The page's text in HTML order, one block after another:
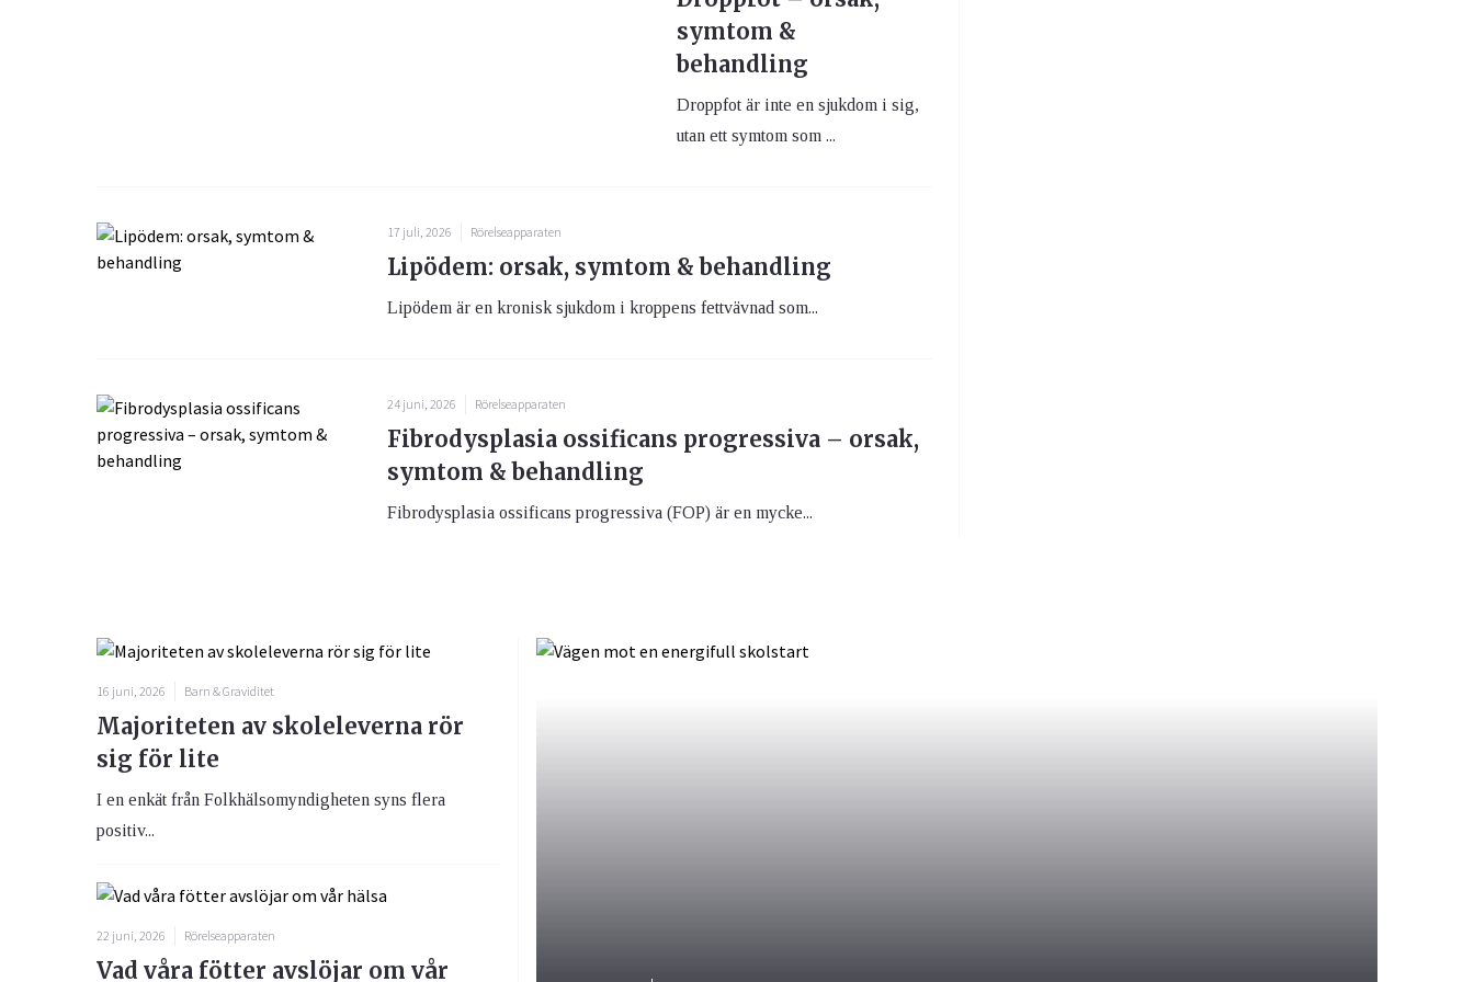
symtom &
behandling
Droppfot är inte en sjukdom i sig,
utan ett symtom som ...
17 juli, 2026 Rörelseapparaten
Lipödem: orsak, symtom & behandling
Lipödem är en kronisk sjukdom i kroppens fettvävnad som...
24 juni, 2026 Rörelseapparaten
Fibrodysplasia ossificans progressiva – orsak,
symtom & behandling
Fibrodysplasia ossificans progressiva (FOP) är en mycke...
16 juni, 2026 Barn & Graviditet
Majoriteten av skoleleverna rör
sig för lite
I en enkät från Folkhälsomyndigheten syns flera
positiv...
22 juni, 2026 Rörelseapparaten
Vad våra fötter avslöjar om vår